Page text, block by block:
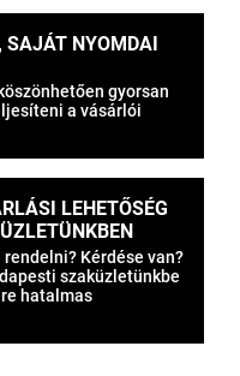
SAJÁT NYOMDAI
gyorsan
a vásárlói
LEHETŐSÉG
Kérdése van?
szaküzletünkbe
hatalmas